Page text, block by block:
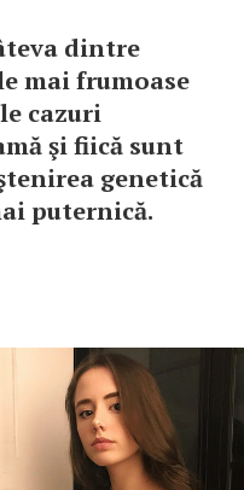
dintre
mai frumoase
cazuri
şi fiică sunt
genetică
puternică.